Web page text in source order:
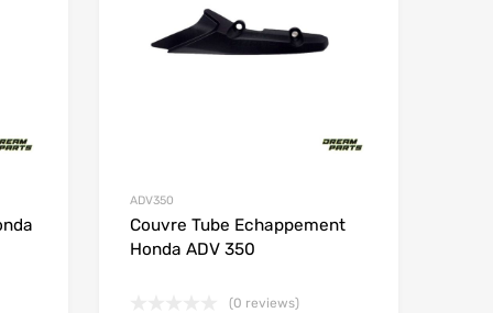
ADV350
Couvre Tube Echappement
Honda ADV 350
(0 reviews)